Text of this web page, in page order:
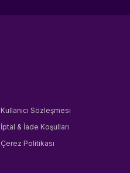
Kullanıcı Sözleşmesi
İptal & İade Koşulları
Çerez Politikası